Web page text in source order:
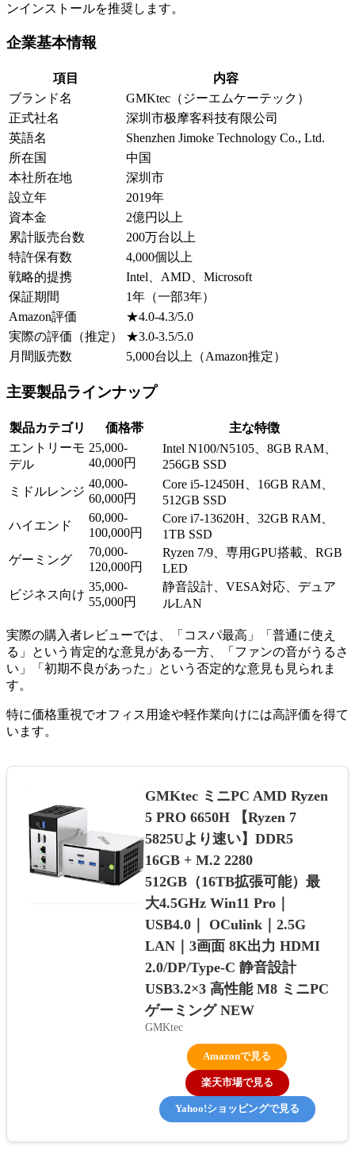
ンインストールを推奨します。
企業基本情報
項目
内容
ブランド名
GMKtec（ジーエムケーテック）
正式社名
深圳市极摩客科技有限公司
英語名
Shenzhen Jimoke Technology Co., Ltd.
所在国
中国
本社所在地
深圳市
設立年
2019年
資本金
2億円以上
累計販売台数
200万台以上
特許保有数
4,000個以上
戦略的提携
Intel、AMD、Microsoft
保証期間
1年（一部3年）
Amazon評価
★4.0-4.3/5.0
実際の評価（推定）
★3.0-3.5/5.0
月間販売数
5,000台以上（Amazon推定）
主要製品ラインナップ
製品カテゴリ 価格帯
主な特徴
エントリーモ
デル
25,000-
40,000円
Intel N100/N5105、8GB RAM、
256GB SSD
ミドルレンジ
40,000-
60,000円
Core i5-12450H、16GB RAM、
512GB SSD
ハイエンド
60,000-
100,000円
Core i7-13620H、32GB RAM、
1TB SSD
ゲーミング
70,000-
120,000円
Ryzen 7/9、専用GPU搭載、RGB
LED
ビジネス向け
35,000-
55,000円
静音設計、VESA対応、デュア
ルLAN
実際の購入者レビューでは、「コスパ最高」「普通に使え
る」という肯定的な意見がある一方、「ファンの音がうるさ
い」「初期不良があった」という否定的な意見も見られま
す。
特に価格重視でオフィス用途や軽作業向けには高評価を得て
います。
GMKtec ミニPC AMD Ryzen
5 PRO 6650H 【Ryzen 7
5825Uより速い】DDR5
16GB + M.2 2280
512GB（16TB拡張可能）最
大4.5GHz Win11 Pro｜
USB4.0｜ OCulink｜2.5G
LAN｜3画面 8K出力 HDMI
2.0/DP/Type-C 静音設計
USB3.2×3 高性能 M8 ミニPC
ゲーミング NEW
GMKtec
Amazonで見る
楽天市場で見る
Yahoo!ショッピングで見る